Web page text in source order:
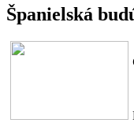
Španielská